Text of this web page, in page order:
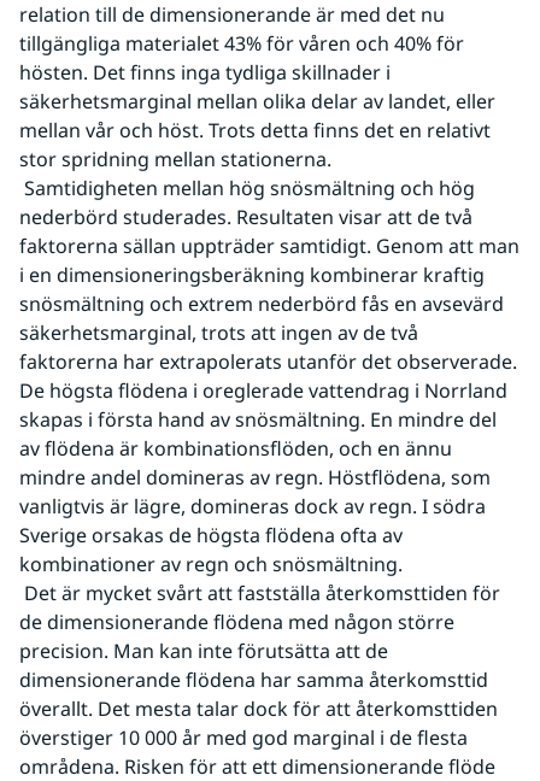
relation till de dimensionerande är med det nu
tillgängliga materialet 43% för våren och 40% för
hösten. Det finns inga tydliga skillnader i
säkerhetsmarginal mellan olika delar av landet, eller
mellan vår och höst. Trots detta finns det en relativt
stor spridning mellan stationerna.
nederbörd studerades. Resultaten visar att de två
faktorerna sällan uppträder samtidigt. Genom att man
i en dimensioneringsberäkning kombinerar kraftig
snösmältning och extrem nederbörd fås en avsevärd
säkerhetsmarginal, trots att ingen av de två
faktorerna har extrapolerats utanför det observerade.
De högsta flödena i oreglerade vattendrag i Norrland
skapas i första hand av snösmältning. En mindre del
av flödena är kombinationsflöden, och en ännu
mindre andel domineras av regn. Höstflödena, som
vanligtvis är lägre, domineras dock av regn. I södra
Sverige orsakas de högsta flödena ofta av
kombinationer av regn och snösmältning.
de dimensionerande flödena med någon större
precision. Man kan inte förutsätta att de
dimensionerande flödena har samma återkomsttid
överallt. Det mesta talar dock för att återkomsttiden
överstiger 10 000 år med god marginal i de flesta
områdena. Risken för att ett dimensionerande flöde